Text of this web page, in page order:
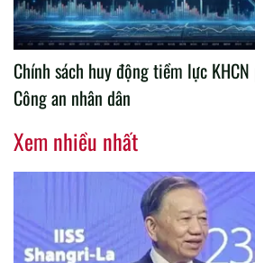
Chính sách huy động tiềm lực
Công an nhân dân
Xem nhiều nhất